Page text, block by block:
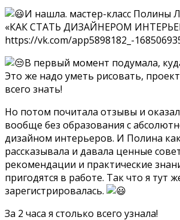
И нашла. мастер-класс Полины
«КАК СТАТЬ ДИЗАЙНЕРОМ
https://vk.com/app5898182_-
В первый момент подумала,
Это же надо уметь рисовать,
всего знать!
Но потом почитала отзывы и
вообще без образования с
дизайном интерьеров. И Полина
рассказывала и давала ценные
рекомендации и практические
пригодятся в работе. Так что я тут
зарегистрировалась.
За 2 часа я столько всего узнала!